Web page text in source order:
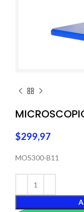
$299,97
MOS300-B11